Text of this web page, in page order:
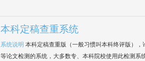
本科定稿查重系统
系统说明 本科定稿查重版（一般习惯叫本科终评版）
等论文检测的系统，大多数专、本科院校使用此检测系